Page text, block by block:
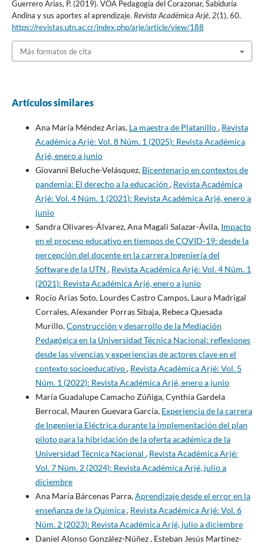
Guerrero Arias, P. (2019). VOA Pedagogía del Corazonar, Sabiduría
Andina y sus aportes al aprendizaje. Revista Académica Arjé,2(1), 60.
https://revistas.utn.ac.cr/index.php/arje/article/view/188
Más formatos de cita
Artículos similares
Ana María Méndez Arias, La maestra de Platanillo, Revista
Académica Arjé: Vol. 8 Núm. 1 (2025): Revista Académica
Arjé, enero a junio
Giovanni Beluche-Velásquez, Bicentenario en contextos de
pandemia: El derecho a la educación , Revista Académica
Arjé: Vol. 4 Núm. 1 (2021): Revista Académica Arjé, enero a
junio
Sandra Olivares-Álvarez, Ana Magali Salazar-Ávila, Impacto
en el proceso educativo en tiempos de COVID-19: desde la
percepción del docente en la carrera Ingeniería del
Software de la UTN , Revista Académica Arjé: Vol. 4 Núm. 1
(2021): Revista Académica Arjé, enero a junio
Rocío Arias Soto, Lourdes Castro Campos, Laura Madrigal
Corrales, Alexander Porras Sibaja, Rebeca Quesada
Murillo,Construcción y desarrollo de la Mediación
Pedagógica en la Universidad Técnica Nacional: reflexiones
desde las vivencias y experiencias de actores clave en el
contexto socioeducativo, Revista Académica Arjé: Vol. 5
Núm. 1 (2022): Revista Académica Arjé, enero a junio
María Guadalupe Camacho Zúñiga, Cynthia Gardela
Berrocal, Mauren Guevara García, Experiencia de la carrera
de Ingeniería Eléctrica durante la implementación del plan
piloto para la hibridación de la oferta académica de la
Universidad Técnica Nacional , Revista Académica Arjé:
Vol. 7 Núm. 2 (2024): Revista Académica Arjé, julio a
diciembre
Ana María Bárcenas Parra,Aprendizaje desde el error en la
enseñanza de la Química, Revista Académica Arjé: Vol. 6
Núm. 2 (2023): Revista Académica Arjé, julio a diciembre
Daniel Alonso González-Núñez , Esteban Jesús Martínez-